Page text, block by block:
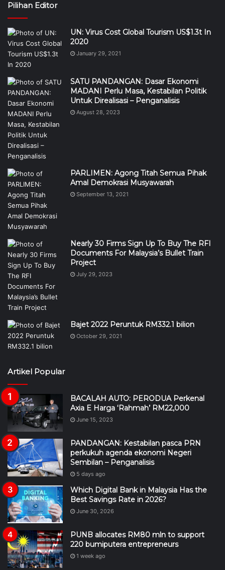
Pilihan Editor
UN: Virus Cost Global Tourism US$1.3t In
2020
January 29, 2021
SATU PANDANGAN: Dasar Ekonomi
MADANI Perlu Masa, Kestabilan Politik
Untuk Direalisasi – Penganalisis
August 28, 2023
PARLIMEN: Agong Titah Semua Pihak
Amal Demokrasi Musyawarah
September 13, 2021
Nearly 30 Firms Sign Up To Buy The RFI
Documents For Malaysia’s Bullet Train
Project
July 29, 2023
Bajet 2022 Peruntuk RM332.1 bilion
October 29, 2021
Artikel Popular
BACALAH AUTO: PERODUA Perkenal
Axia E Harga ‘Rahmah’ RM22,000
June 15, 2023
PANDANGAN: Kestabilan pasca PRN
perkukuh agenda ekonomi Negeri
Sembilan – Penganalisis
5 days ago
Which Digital Bank in Malaysia Has the
Best Savings Rate in 2026?
June 30, 2026
PUNB allocates RM80 mln to support
220 bumiputera entrepreneurs
1 week ago